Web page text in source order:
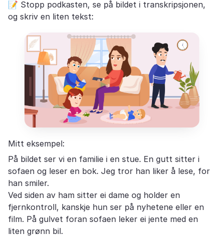
📝 Stopp podkasten, se på bildet i transkripsjonen,
og skriv en liten tekst:
Mitt eksempel:
På bildet ser vi en familie i en stue. En gutt sitter i
sofaen og leser en bok. Jeg tror han liker å lese, for
han smiler.
Ved siden av ham sitter ei dame og holder en
fjernkontroll, kanskje hun ser på nyhetene eller en
film. På gulvet foran sofaen leker ei jente med en
liten grønn bil.